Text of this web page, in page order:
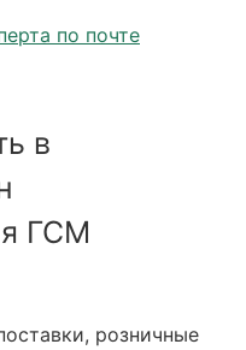
по почте
в
ГСМ
розничные